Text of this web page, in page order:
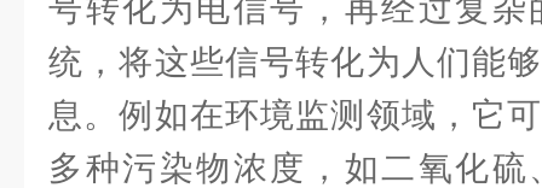
号转化为电信号，再经过复杂
统，将这些信号转化为人们能
息。例如在环境监测领域，它
多种污染物浓度，如二氧化